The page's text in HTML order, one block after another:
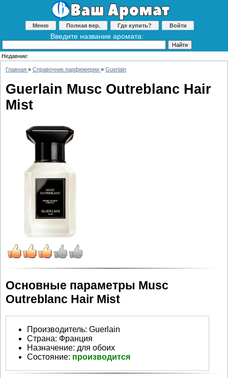
Меню Полная вер. Где купить? Войти
Введите название аромата:
Недавние:
Главная » Справочник парфюмерии » Guerlain
Guerlain Musc Outreblanc Hair
Mist
Основные параметры Musc
Outreblanc Hair Mist
Производитель: Guerlain
Страна: Франция
Назначение: для обоих
Состояние: производится